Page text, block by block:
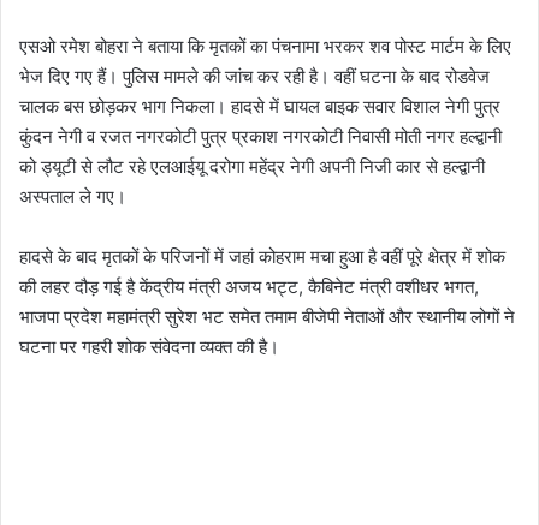
एसओ रमेश बोहरा ने बताया कि मृतकों का पंचनामा भरकर शव पोस्ट मार्टम के लिए
भेज दिए गए हैं। पुलिस मामले की जांच कर रही है। वहीं घटना के बाद रोडवेज
चालक बस छोड़कर भाग निकला। हादसे में घायल बाइक सवार विशाल नेगी पुत्र
कुंदन नेगी व रजत नगरकोटी पुत्र प्रकाश नगरकोटी निवासी मोती नगर हल्द्वानी
को ड्यूटी से लौट रहे एलआईयू दरोगा महेंद्र नेगी अपनी निजी कार से हल्द्वानी
अस्पताल ले गए।
हादसे के बाद मृतकों के परिजनों में जहां कोहराम मचा हुआ है वहीं पूरे क्षेत्र में शोक
की लहर दौड़ गई है केंद्रीय मंत्री अजय भट्ट, कैबिनेट मंत्री वशीधर भगत,
भाजपा प्रदेश महामंत्री सुरेश भट समेत तमाम बीजेपी नेताओं और स्थानीय लोगों ने
घटना पर गहरी शोक संवेदना व्यक्त की है।